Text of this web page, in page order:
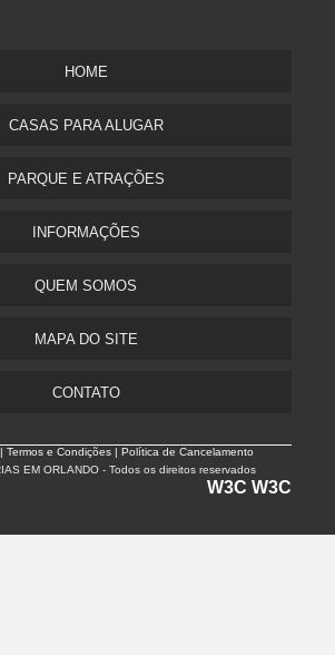
HOME
CASAS PARA ALUGAR
PARQUE E ATRAÇÕES
INFORMAÇÕES
QUEM SOMOS
MAPA DO SITE
CONTATO
|Termos e Condições | Política de Cancelamento
EM ORLANDO - Todos os direitos reservados
W3C W3C